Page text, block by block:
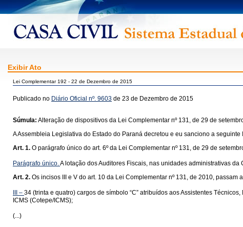
Exibir Ato
Lei Complementar 192 - 22 de Dezembro de 2015
Publicado no Diário Oficial nº. 9603 de 23 de Dezembro de 2015
Súmula: Alteração de dispositivos da Lei Complementar nº 131, de 29 de
A Assembleia Legislativa do Estado do Paraná decretou e eu sanciono a seguinte
Art. 1. O parágrafo único do art. 6º da Lei Complementar nº 131, de 29 de
Parágrafo único.A lotação dos Auditores Fiscais, nas unidades administrativas
Art. 2. Os incisos III e V do art. 10 da Lei Complementar nº 131, de 2010,
III – 34 (trinta e quatro) cargos de símbolo “C” atribuídos aos Assistentes
ICMS (Cotepe/ICMS);
(...)